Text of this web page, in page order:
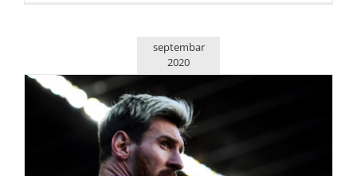
septembar
2020
Forbes: Lionel Messi je najplaćeniji je fudbaler u 2020.